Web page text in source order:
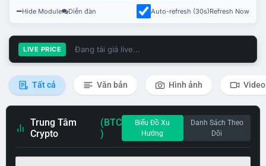
Hide Module Diễn đàn Auto-refresh (30s)Refresh Now
LIVE PRICE Đang tải giá live...
Tất cả Văn bản Hình ảnh Video
Trung Tâm
Crypto
(BTC
)
Biểu Đồ Xu
Hướng
Danh Sách Theo
Dõi